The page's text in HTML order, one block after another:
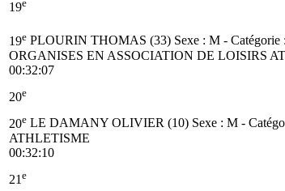
19
19e PLOURIN THOMAS (33) Sexe : M - Catégorie :
ORGANISES EN ASSOCIATION DE LOISIRS
00:32:07
20e
20e LE DAMANY OLIVIER (10) Sexe : M -
ATHLETISME
00:32:10
21 e